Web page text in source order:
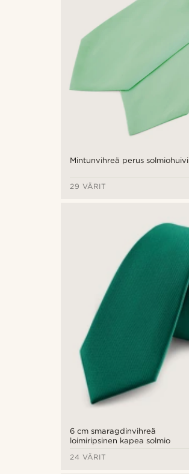
Mintunvihreä perus solmiohuivi
29 VÄRIT
6 cm smaragdinvihreä
loimiripsinen kapea solmio
24 VÄRIT